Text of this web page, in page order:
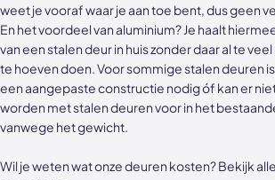
Akoestische panelen
Kleurstalen akoestische panelen
Sample sale
Accessoires
Stalen schuifdeuren
Stalen wanden
Stalen binnendeuren
Akoestische panelen
weet je vooraf waar je aan toe bent, dus geen
En het voordeel van aluminium? Je haalt
van eenstalen deurin huis zonder daar al te
te hoeven doen. Voor sommige stalen deuren
een aangepaste constructie nodig óf kan er
worden metstalen deuren voor in het
vanwege het gewicht.
Wil je weten wat onze deuren kosten? Bekijk